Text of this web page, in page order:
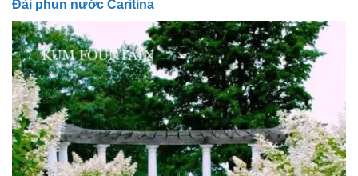
Đài phun nước Caritina